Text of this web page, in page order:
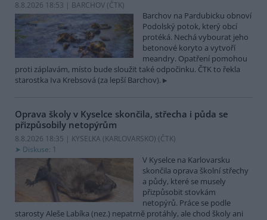
8.8.2026 18:53 | BARCHOV (ČTK)
Barchov na Pardubicku obnoví
Podolský potok, který obcí
protéká. Nechá vybourat jeho
betonové koryto a vytvoří
meandry. Opatření pomohou
proti záplavám, místo bude sloužit také odpočinku. ČTK to řekla
starostka Iva Krebsová (za lepší Barchov).
Oprava školy v Kyselce skončila, střecha i půda se
přizpůsobily netopýrům
8.8.2026 18:35 | KYSELKA (KARLOVARSKO) (ČTK)
Diskuse: 1
V Kyselce na Karlovarsku
skončila oprava školní střechy
a půdy, které se musely
přizpůsobit stovkám
netopýrů. Práce se podle
starosty Aleše Labíka (nez.) nepatrně protáhly, ale chod školy ani